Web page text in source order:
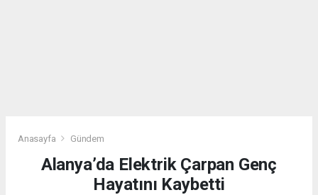
Anasayfa Gündem
Alanya’da Elektrik Çarpan Genç
Hayatını Kaybetti